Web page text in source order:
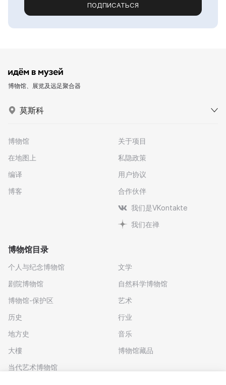
ПОДПИСАТЬСЯ
博物馆、展览及远足聚合器
莫斯科
博物馆
在地图上
编译
博客
关于项目
私隐政策
用户协议
合作伙伴
我们是VKontakte
我们在禅
博物馆目录
个人与纪念博物馆
剧院博物馆
博物馆-保护区
历史
地方史
大樓
当代艺术博物馆
文学
自然科学博物馆
艺术
行业
音乐
博物馆藏品